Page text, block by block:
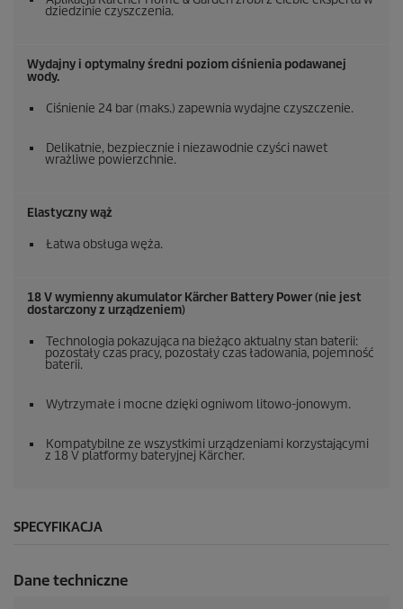
dziedzinie czyszczenia.
Wydajny i optymalny średni poziom ciśnienia podawanej
wody.
Ciśnienie 24 bar (maks.) zapewnia wydajne czyszczenie.
Delikatnie, bezpiecznie i niezawodnie czyści nawet
wrażliwe powierzchnie.
Elastyczny wąż
Łatwa obsługa węża.
18 V wymienny akumulator Kärcher Battery Power (nie jest
dostarczony z urządzeniem)
Technologia pokazująca na bieżąco aktualny stan baterii:
pozostały czas pracy, pozostały czas ładowania, pojemność
baterii.
Wytrzymałe i mocne dzięki ogniwom litowo-jonowym.
Kompatybilne ze wszystkimi urządzeniami korzystającymi
z 18 V platformy bateryjnej Kärcher.
SPECYFIKACJA
Dane techniczne